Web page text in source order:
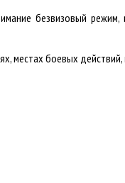
безвизовый
местах боевых действий,